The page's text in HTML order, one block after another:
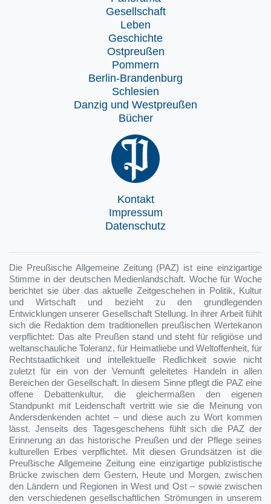
Gesellschaft
Leben
Geschichte
Ostpreußen
Pommern
Berlin-Brandenburg
Schlesien
Danzig und Westpreußen
Bücher
Kontakt
Impressum
Datenschutz
Die Preußische Allgemeine Zeitung (PAZ) ist eine einzigartige
Stimme in der deutschen Medienlandschaft. Woche für Woche
berichtet sie über das aktuelle Zeitgeschehen in Politik, Kultur
und Wirtschaft und bezieht zu den grundlegenden
Entwicklungen unserer Gesellschaft Stellung. In ihrer Arbeit fühlt
sich die Redaktion dem traditionellen preußischen Wertekanon
verpflichtet: Das alte Preußen stand und steht für religiöse und
weltanschauliche Toleranz, für Heimatliebe und Weltoffenheit, für
Rechtstaatlichkeit und intellektuelle Redlichkeit sowie nicht
zuletzt für ein von der Vernunft geleitetes Handeln in allen
Bereichen der Gesellschaft. In diesem Sinne pflegt die PAZ eine
offene Debattenkultur, die gleichermaßen den eigenen
Standpunkt mit Leidenschaft vertritt wie sie die Meinung von
Andersdenkenden achtet – und diese auch zu Wort kommen
lässt. Jenseits des Tagesgeschehens fühlt sich die PAZ der
Erinnerung an das historische Preußen und der Pflege seines
kulturellen Erbes verpflichtet. Mit diesen Grundsätzen ist die
Preußische Allgemeine Zeitung eine einzigartige publizistische
Brücke zwischen dem Gestern, Heute und Morgen, zwischen
den Ländern und Regionen in West und Ost – sowie zwischen
den verschiedenen gesellschaftlichen Strömungen in unserem